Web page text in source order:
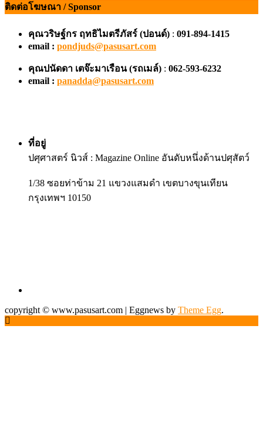
ติดต่อโฆษณา / Sponsor
คุณวริษฐ์กร ฤทธิไมตรีภัสร์ (ปอนด์) : 091-894-1415
email : pondjuds@pasusart.com
คุณปนัดดา เตจ๊ะมาเรือน (รถเมล์) : 062-593-6232
email : panadda@pasusart.com
ที่อยู่
ปศุศาสตร์ นิวส์ : Magazine Online อันดับหนึ่งด้านปศุสัตว์
1/38 ซอยท่าข้าม 21 แขวงแสมดำ เขตบางขุนเทียน
กรุงเทพฯ 10150
copyright © www.pasusart.com | Eggnews by Theme Egg.